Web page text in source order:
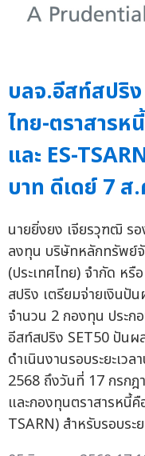
บลจ.อีสท์สปริ
ไทย-ตราสารห
และ ES-
บาท ดีเดย์ 7 ส
นายยิ่งยง เจียรวุฑฒิ ร
ลงทุน บริษัทหลักทรัพย์
(ประเทศไทย) จำกัด ห
สปริง เตรียมจ่ายเงินปั
จำนวน 2 กองทุน ประ
อีสท์สปริง SET50 ปันผ
ดำเนินงานรอบระยะเ
2568 ถึงวันที่ 17 กรกฎ
และกองทุนตราสารหนี้
TSARN) สำหรับรอบระ